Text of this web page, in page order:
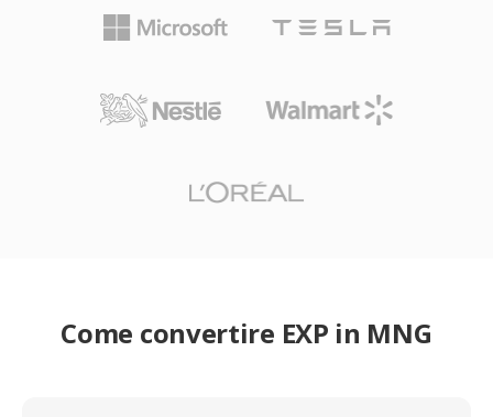
Come convertire EXP in MNG